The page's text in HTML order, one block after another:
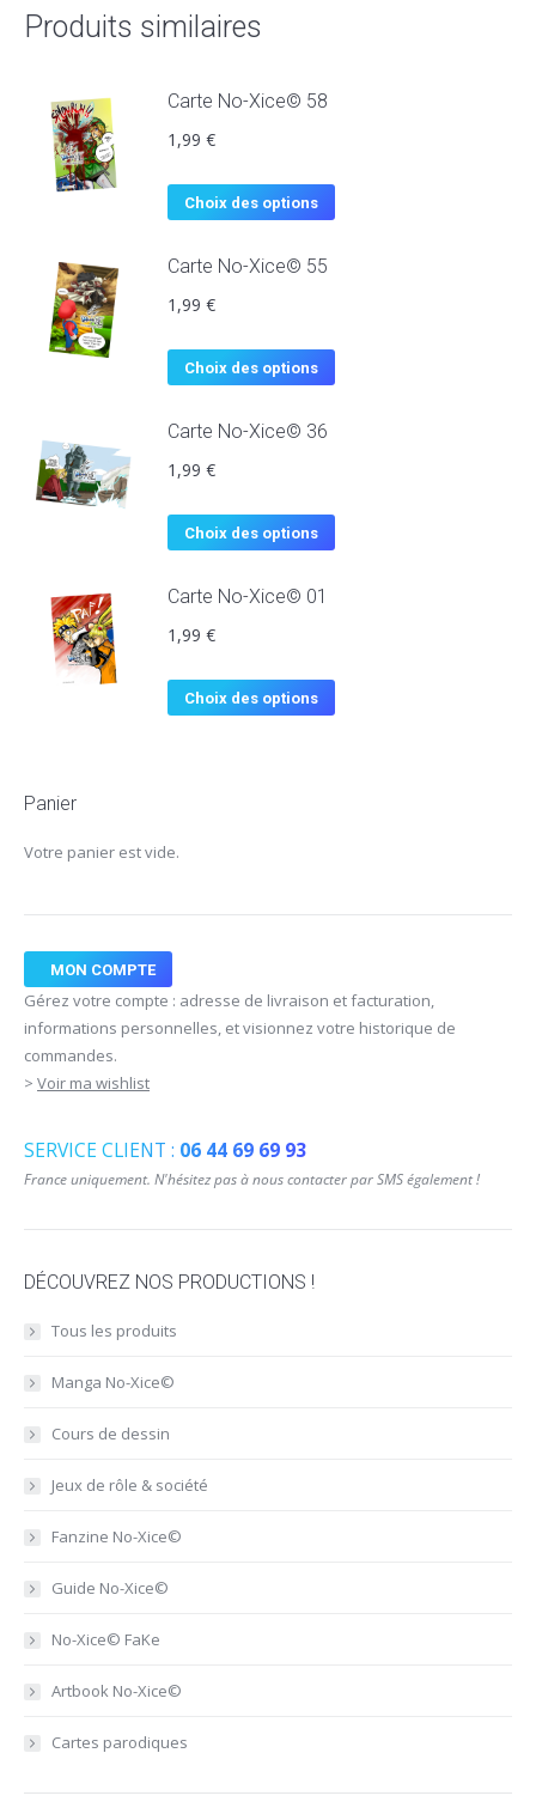
Produits similaires
Carte No-Xice© 58
1,99 €
Choix des options
Carte No-Xice© 55
1,99 €
Choix des options
Carte No-Xice© 36
1,99 €
Choix des options
Carte No-Xice© 01
1,99 €
Choix des options
Panier
Votre panier est vide.
MON COMPTE
Gérez votre compte : adresse de livraison et facturation,
informations personnelles, et visionnez votre historique de
commandes.
> Voir ma wishlist
SERVICE CLIENT : 06 44 69 69 93
France uniquement. N'hésitez pas à nous contacter par SMS également !
DÉCOUVREZ NOS PRODUCTIONS !
Tous les produits
Manga No-Xice©
Cours de dessin
Jeux de rôle & société
Fanzine No-Xice©
Guide No-Xice©
No-Xice© FaKe
Artbook No-Xice©
Cartes parodiques